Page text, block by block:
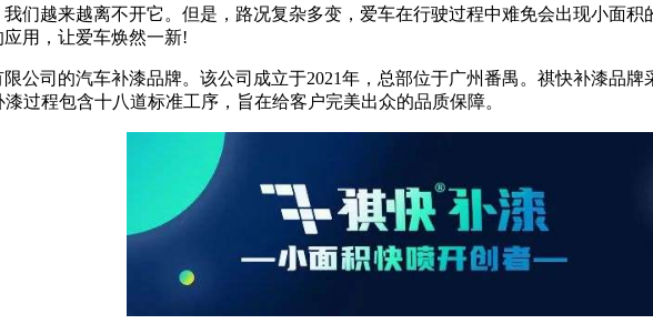
们越来越离不开它。但是，路况复杂多变，爱车在行驶过程中难免会出现小面
用，让爱车焕然一新!
公司的汽车补漆品牌。该公司成立于2021年，总部位于广州番禺。祺快补漆品
过程包含十八道标准工序，旨在给客户完美出众的品质保障。